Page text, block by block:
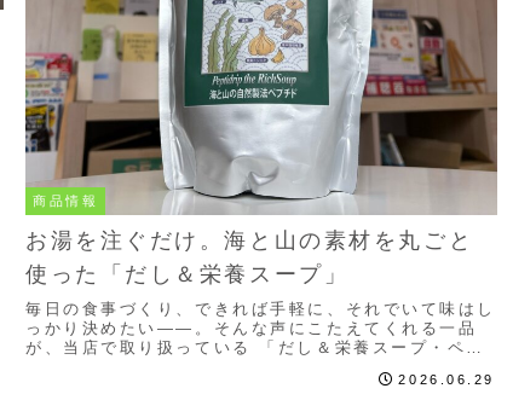
商品情報
お湯を注ぐだけ。海と山の素材を丸ごと
使った「だし＆栄養スープ」
毎日の食事づくり、できれば手軽に、それでいて味はし
っかり決めたい——。そんな声にこたえてくれる一品
が、当店で取り扱っている 「だし＆栄養スープ・ペプ
2026.06.29